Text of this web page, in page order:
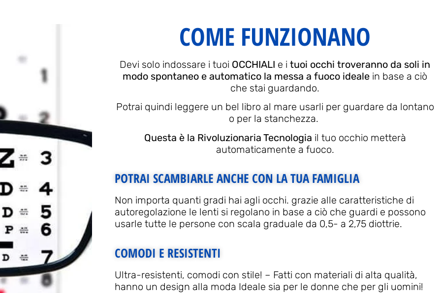
COME FUNZIONANO
Devi solo indossare i tuoi OCCHIALI e i tuoi occhi troveranno da soli in
modo spontaneo e automatico la messa a fuoco ideale in base a ciò
che stai guardando.
Potrai quindi leggere un bel libro al mare usarli per guardare da lontano
o per la stanchezza.
Questa è la Rivoluzionaria Tecnologia il tuo occhio metterà
automaticamente a fuoco.
POTRAI SCAMBIARLE ANCHE CON LA TUA FAMIGLIA
Non importa quanti gradi hai agli occhi. grazie alle caratteristiche di
autoregolazione le lenti si regolano in base a ciò che guardi e possono
usarle tutte le persone con scala graduale da 0,5- a 2,75 diottrie.
COMODI E RESISTENTI
Ultra-resistenti, comodi con stile! – Fatti con materiali di alta qualità,
hanno un design alla moda Ideale sia per le donne che per gli uomini!